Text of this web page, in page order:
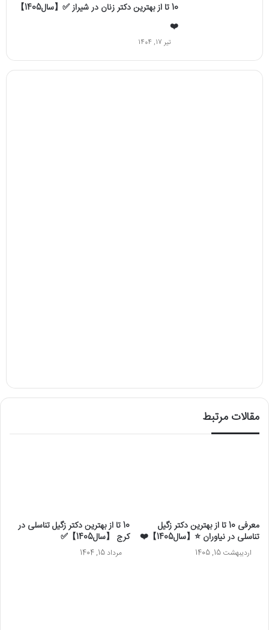
10 تا از بهترین دکتر زنان در شیراز ✅【سال1405】
❤️
تیر 17, 1404
مقالات مرتبط
معرفی 10 تا از بهترین دکتر زگیل
تناسلی در نیاوران ⭐【سال1405】❤️
اردیبهشت 15, 1405
10 تا از بهترین دکتر زگیل تناسلی در
کرج 【سال1405】✅
مرداد 15, 1404